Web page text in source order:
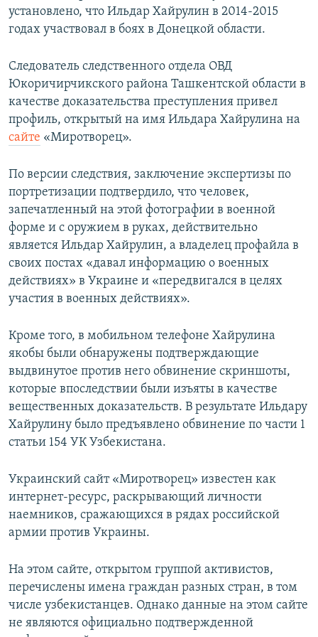
установлено, что Ильдар Хайрулин в 2014-2015
годах участвовал в боях в Донецкой области.
Следователь следственного отдела ОВД
Юкоричирчикского района Ташкентской области в
качестве доказательства преступления привел
профиль, открытый на имя Ильдара Хайрулина на
сайте «Миротворец».
По версии следствия, заключение экспертизы по
портретизации подтвердило, что человек,
запечатленный на этой фотографии в военной
форме и с оружием в руках, действительно
является Ильдар Хайрулин, а владелец профайла в
своих постах «давал информацию о военных
действиях» в Украине и «передвигался в целях
участия в военных действиях».
Кроме того, в мобильном телефоне Хайрулина
якобы были обнаружены подтверждающие
выдвинутое против него обвинение скриншоты,
которые впоследствии были изъяты в качестве
вещественных доказательств. В результате Ильдару
Хайрулину было предъявлено обвинение по части 1
статьи 154 УК Узбекистана.
Украинский сайт «Миротворец» известен как
интернет-ресурс, раскрывающий личности
наемников, сражающихся в рядах российской
армии против Украины.
На этом сайте, открытом группой активистов,
перечислены имена граждан разных стран, в том
числе узбекистанцев. Однако данные на этом сайте
не являются официально подтвержденной